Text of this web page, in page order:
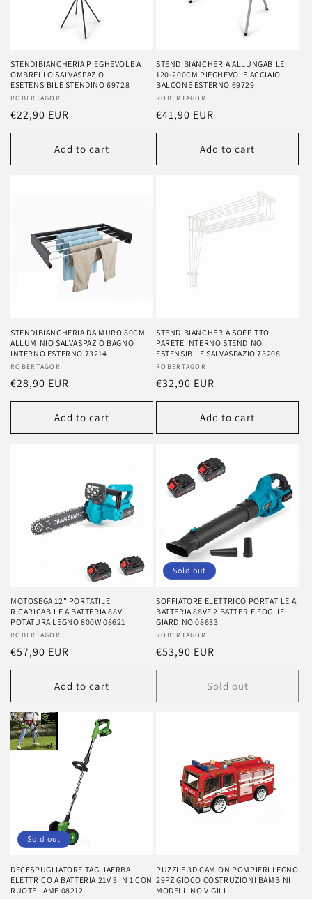
STENDIBIANCHERIA PIEGHEVOLE A
OMBRELLO SALVASPAZIO
ESETENSIBILE STENDINO 69728
Vendor:
ROBERTAGOR
Regular
price
€22,90 EUR
Add to cart
STENDIBIANCHERIA ALLUNGABILE
120-200CM PIEGHEVOLE ACCIAIO
BALCONE ESTERNO 69729
Vendor:
ROBERTAGOR
Regular
price
€41,90 EUR
Add to cart
STENDIBIANCHERIA DA MURO 80CM
ALLUMINIO SALVASPAZIO BAGNO
INTERNO ESTERNO 73214
Vendor:
ROBERTAGOR
Regular
price
€28,90 EUR
Add to cart
STENDIBIANCHERIA SOFFITTO
PARETE INTERNO STENDINO
ESTENSIBILE SALVASPAZIO 73208
Vendor:
ROBERTAGOR
Regular
price
€32,90 EUR
Add to cart
MOTOSEGA 12" PORTATILE
RICARICABILE A BATTERIA 88V
POTATURA LEGNO 800W 08621
Vendor:
ROBERTAGOR
Regular
price
€57,90 EUR
Add to cart
Sold out
SOFFIATORE ELETTRICO PORTATILE A
BATTERIA 88VF 2 BATTERIE FOGLIE
GIARDINO 08633
Vendor:
ROBERTAGOR
Regular
price
€53,90 EUR
Sold out
Sold out
DECESPUGLIATORE TAGLIAERBA
ELETTRICO A BATTERIA 21V 3 IN 1 CON
RUOTE LAME 08212
PUZZLE 3D CAMION POMPIERI LEGNO
29PZ GIOCO COSTRUZIONI BAMBINI
MODELLINO VIGILI